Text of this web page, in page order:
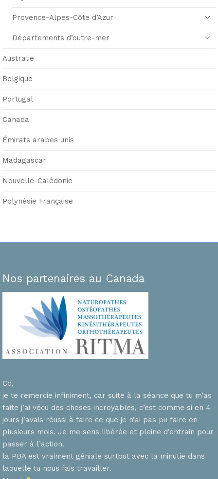
Provence-Alpes-Côte d’Azur
Départements d’outre-mer
Australie
Belgique
Portugal
Canada
Émirats arabes unis
Madagascar
Nouvelle-Calédonie
Polynésie Française
Nos partenaires au Canada
Cc,
je te remercie infiniment, car suite à la séance que tu m’as
faite j’ai vécu des choses incroyables, c’est comme si en 4
jours j’avais réussi à faire ce que je n’ai pas pu faire en
plusieurs mois. Je me sens libérée et pleine d’entrain pour
passer à l’action.
la PBA est vraiment géniale surtout avec la minutie dans
laquelle tu nous fais travailler.